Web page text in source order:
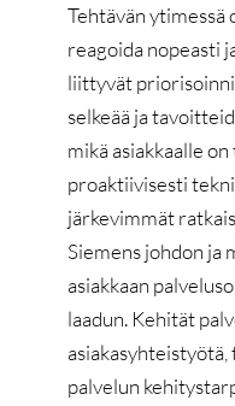
Tehtävän ytimessä
reagoida nopeasti
liittyvät
selkeää ja
mikä asiakkaalle
proaktiivisesti
järkevimmät
Siemens johdon ja
asiakkaan
laadun. Kehität
palvelun